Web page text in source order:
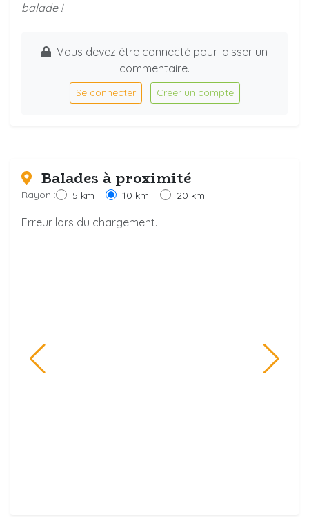
balade !
Vous devez être connecté pour laisser un
commentaire.
Se connecter Créer un compte
Balades à proximité
Rayon : 5 km 10 km 20 km
Erreur lors du chargement.